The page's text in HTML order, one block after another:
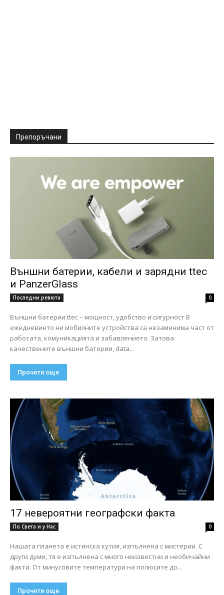
Препоръчани
Външни батерии, кабели и зарядни ttec
и PanzerGlass
Последни ревюта 0
Външни батерии ttec – мощност, удобство и сигурност В
ежедневието ни мобилните устройства са незаменима част от
работата, комуникацията и забавлението. Затова
качествените външни батерии, data...
Прочети още
17 невероятни географски факта
По Света и у Нас 0
Нашата планета е истинска кутия, изпълнена с мистерии. С
други думи, тя е изпълнена с много неизвестни и необичайни
факти. От минусовите температури на полюсите до...
Прочети още